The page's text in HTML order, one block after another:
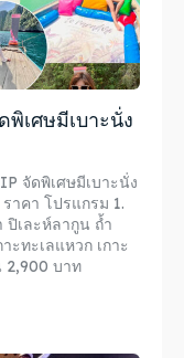
เศษมีเบาะนั่ง
จัดพิเศษมีเบาะนั่ง
ปิเละห์ลากูน ถ้ำ
2,900 บาท